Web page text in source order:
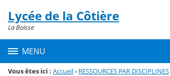
Menu de la rubrique
Contenu
Lycée de la Côtière
La Boisse
MENU
Vous êtes ici : Accueil› RESSOURCES PAR DISCIPLINES